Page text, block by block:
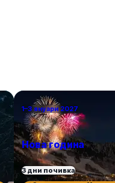
1–3 януари 2027
Нова година
3 дни почивка